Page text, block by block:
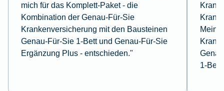
mich für das Komplett-Paket - die
Kombination der Genau-Für-Sie
Krankenversicherung mit den Bausteinen
Genau-Für-Sie 1-Bett und Genau-Für-Sie
Ergänzung Plus - entschieden."
Meine
1-